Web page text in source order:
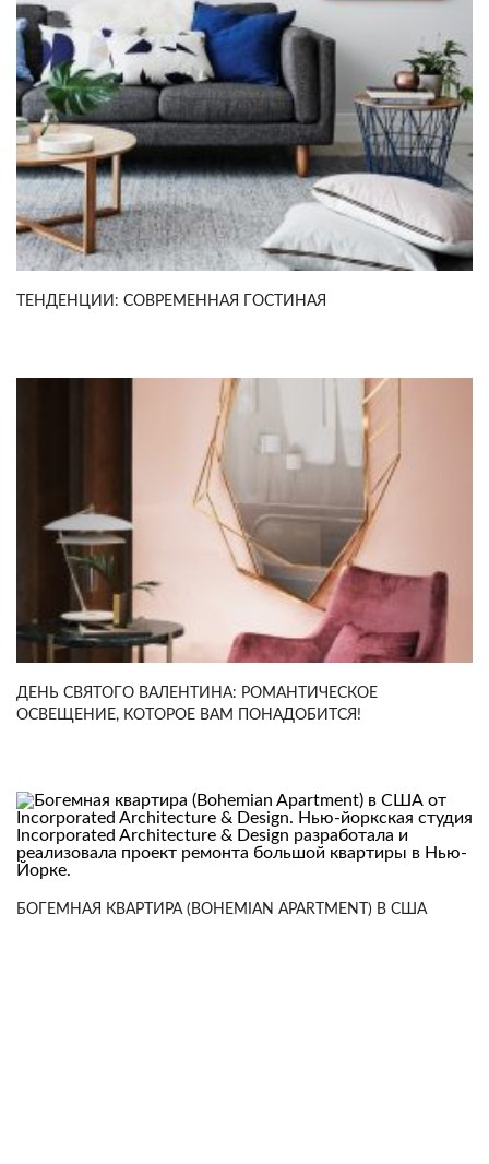
ТЕНДЕНЦИИ: СОВРЕМЕННАЯ ГОСТИНАЯ
ДЕНЬ СВЯТОГО ВАЛЕНТИНА: РОМАНТИЧЕСКОЕ
ОСВЕЩЕНИЕ, КОТОРОЕ ВАМ ПОНАДОБИТСЯ!
БОГЕМНАЯ КВАРТИРА (BOHEMIAN APARTMENT) В США